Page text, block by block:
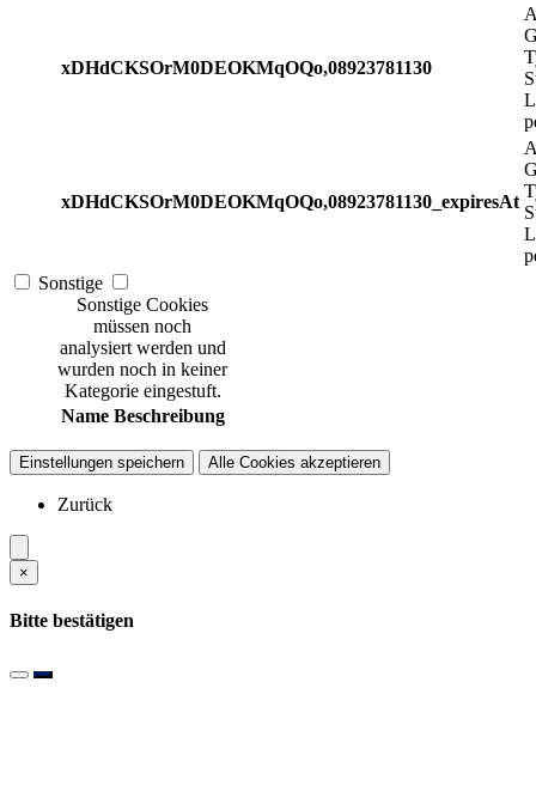
xDHdCKSOrM0DEOKMqOQo,08923781130
xDHdCKSOrM0DEOKMqOQo,08923781130_expiresAt
Sonstige
Sonstige Cookies
müssen noch
analysiert werden und
wurden noch in keiner
Kategorie eingestuft.
Name Beschreibung
Einstellungen speichern Alle Cookies akzeptieren
Zurück
×
Bitte bestätigen